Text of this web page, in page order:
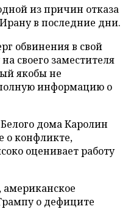
из причин отказа
в последние дни.
обвинения в свой
своего заместителя
якобы не
информацию о
дома Каролин
о конфликте,
оценивает работу
американское
о дефиците